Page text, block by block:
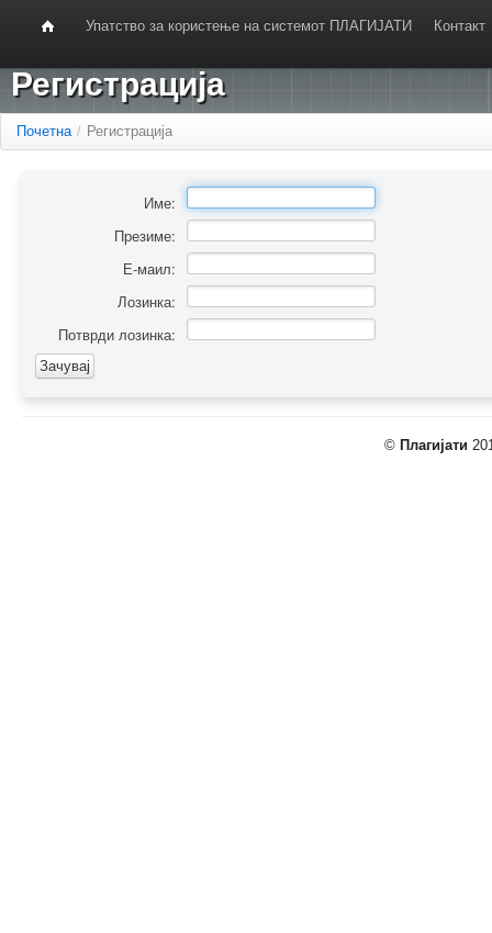
Упатство за користење на системот ПЛАГИЈАТИ Контакт
Регистрација
Почетна / Регистрација
Име:
Презиме:
Е-маил:
Лозинка:
Потврди лозинка:
© Плагијати